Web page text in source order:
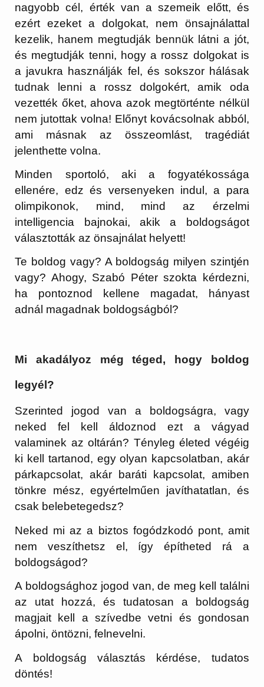
nagyobb cél, érték van a szemeik előtt, és
ezért ezeket a dolgokat, nem önsajnálattal
kezelik, hanem megtudják bennük látni a jót,
és megtudják tenni, hogy a rossz dolgokat is
a javukra használják fel, és sokszor hálásak
tudnak lenni a rossz dolgokért, amik oda
vezették őket, ahova azok megtörténte nélkül
nem jutottak volna! Előnyt kovácsolnak abból,
ami másnak az összeomlást, tragédiát
jelenthette volna.
Minden sportoló, aki a fogyatékossága
ellenére, edz és versenyeken indul, a para
olimpikonok, mind, mind az érzelmi
intelligencia bajnokai, akik a boldogságot
választották az önsajnálat helyett!
Te boldog vagy? A boldogság milyen szintjén
vagy? Ahogy, Szabó Péter szokta kérdezni,
ha pontoznod kellene magadat, hányast
adnál magadnak boldogságból?
Mi akadályoz még téged, hogy boldog
legyél?
Szerinted jogod van a boldogságra, vagy
neked fel kell áldoznod ezt a vágyad
valaminek az oltárán? Tényleg életed végéig
ki kell tartanod, egy olyan kapcsolatban, akár
párkapcsolat, akár baráti kapcsolat, amiben
tönkre mész, egyértelműen javíthatatlan, és
csak belebetegedsz?
Neked mi az a biztos fogódzkodó pont, amit
nem veszíthetsz el, így építheted rá a
boldogságod?
A boldogsághoz jogod van, de meg kell találni
az utat hozzá, és tudatosan a boldogság
magjait kell a szívedbe vetni és gondosan
ápolni, öntözni, felnevelni.
A boldogság választás kérdése, tudatos
döntés!